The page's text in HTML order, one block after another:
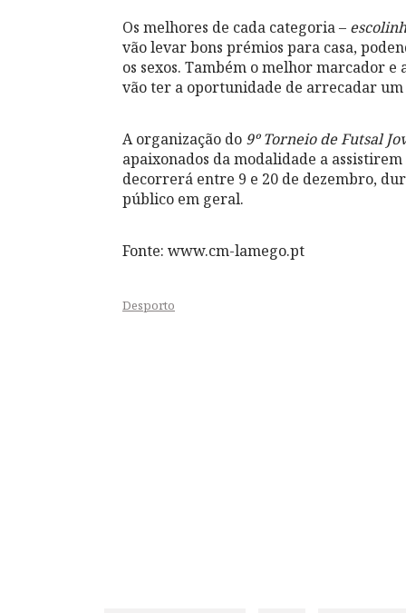
Os melhores de cada categoria –
vão levar bons prémios para casa,
os sexos. Também o melhor marcador e
vão ter a oportunidade de arrecadar
A organização do 9º Torneio de Futsal
apaixonados da modalidade a
decorrerá entre 9 e 20 de dezembro,
público em geral.
Fonte: www.cm-lamego.pt
Desporto